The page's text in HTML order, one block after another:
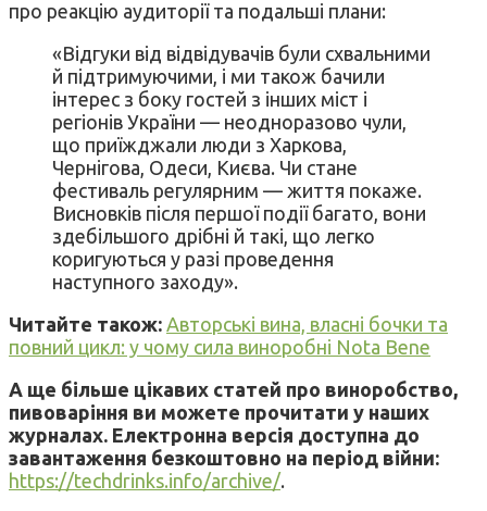
про реакцію аудиторії та подальші плани:
«Відгуки від відвідувачів були схвальними
й підтримуючими, і ми також бачили
інтерес з боку гостей з інших міст і
регіонів України — неодноразово чули,
що приїжджали люди з Харкова,
Чернігова, Одеси, Києва. Чи стане
фестиваль регулярним — життя покаже.
Висновків після першої події багато, вони
здебільшого дрібні й такі, що легко
коригуються у разі проведення
наступного заходу».
Читайте також: Авторські вина, власні бочки та
повний цикл: у чому сила виноробні Nota Bene
А ще більше цікавих статей про виноробство,
пивоваріння ви можете прочитати у наших
журналах. Електронна версія доступна до
завантаження безкоштовно на період війни:
https://techdrinks.info/archive/.